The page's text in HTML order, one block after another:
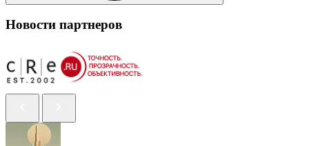
Новости партнеров